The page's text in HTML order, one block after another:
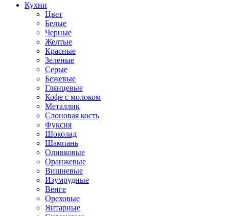
Кухни
Цвет
Белые
Черные
Желтые
Красные
Зеленые
Серые
Бежевые
Глянцевые
Кофе с молоком
Металлик
Слоновая кость
Фуксия
Шоколад
Шампань
Оливковые
Оранжевые
Вишневые
Изумрудные
Венге
Ореховые
Янтарные